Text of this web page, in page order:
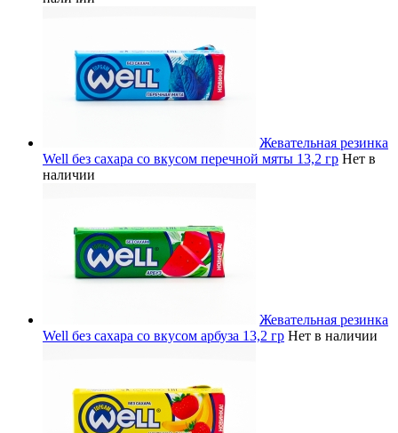
Жевательная резинка
Well без сахара со вкусом перечной мяты 13,2 гр Нет в
наличии
Жевательная резинка
Well без сахара со вкусом арбуза 13,2 гр Нет в наличии